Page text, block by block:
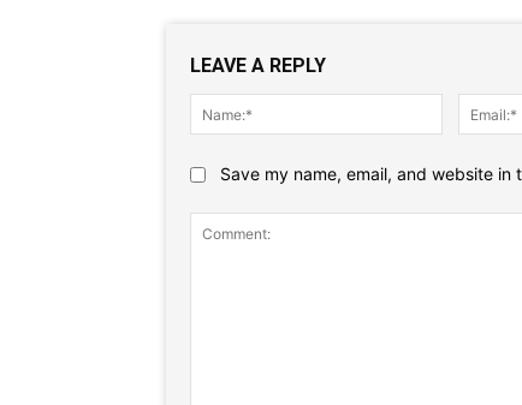
LEAVE A REPLY
Name:*
Save my name, email, and website